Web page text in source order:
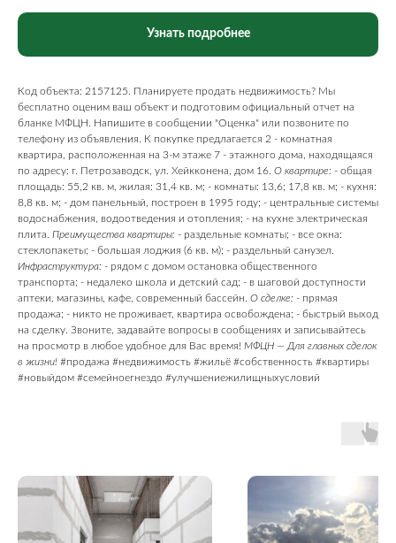
Узнать подробнее
Код объекта: 2157125. Планируете продать недвижимость? Мы
бесплатно оценим ваш объект и подготовим официальный отчет на
бланке МФЦН. Напишите в сообщении "Оценка" или позвоните по
телефону из объявления. К покупке предлагается 2 - комнатная
квартира, расположенная на 3-м этаже 7 - этажного дома, находящаяся
по адресу: г. Петрозаводск, ул. Хейкконена, дом 16. О квартире: - общая
площадь: 55,2 кв. м, жилая: 31,4 кв. м; - комнаты: 13,6; 17,8 кв. м; - кухня:
8,8 кв. м; - дом панельный, построен в 1995 году; - центральные системы
водоснабжения, водоотведения и отопления; - на кухне электрическая
плита. Преимущества квартиры: - раздельные комнаты; - все окна:
стеклопакеты; - большая лоджия (6 кв. м); - раздельный санузел.
Инфраструктура: - рядом с домом остановка общественного
транспорта; - недалеко школа и детский сад; - в шаговой доступности
аптеки, магазины, кафе, современный бассейн. О сделке: - прямая
продажа; - никто не проживает, квартира освобождена; - быстрый выход
на сделку. Звоните, задавайте вопросы в сообщениях и записывайтесь
на просмотр в любое удобное для Вас время! МФЦН — Для главных сделок
в жизни! #продажа #недвижимость #жильё #собственность #квартиры
#новыйдом #семейноегнездо #улучшениежилищныхусловий